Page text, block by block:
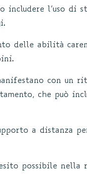
includere l’uso di
delle abilità
con un
che può
a distanza
possibile nella